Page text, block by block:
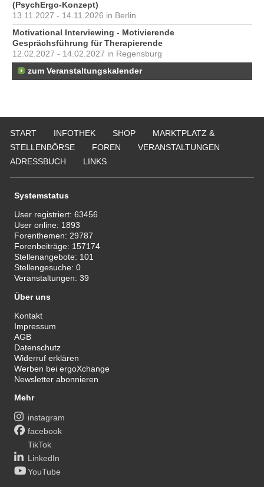
(PsychErgo-Konzept)
13.11.2027 - 14.11.2026 in Berlin
Motivational Interviewing - Motivierende
Gesprächsführung für Therapierende
12.02.2027 - 14.02.2027 in Regensburg
zum Veranstaltungskalender
START INFOTHEK SHOP
MARKTPLATZ &
STELLENBÖRSE
FOREN
VERANSTALTUNGEN
ADRESSBUCH
LINKS
Systemstatus
User registriert:63456
User online: 1893
Forenthemen: 29787
Forenbeiträge: 157174
Stellenangebote: 101
Stellengesuche:0
Veranstaltungen:39
Über uns
Kontakt
Impressum
AGB
Datenschutz
Widerruf erklären
Werben bei ergoXchange
Newsletter abonnieren
Mehr
instagram
facebook
TikTok
LinkedIn
YouTube